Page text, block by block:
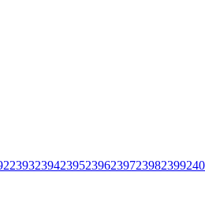
2393239423952396239723982399